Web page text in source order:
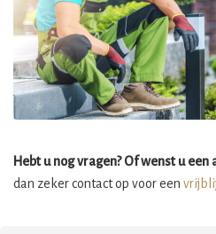
Hebt u nog vragen? Of wenst u een
dan zeker contact op voor een